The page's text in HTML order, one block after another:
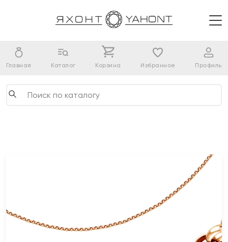
Главная Каталог Корзина Избранное Профиль